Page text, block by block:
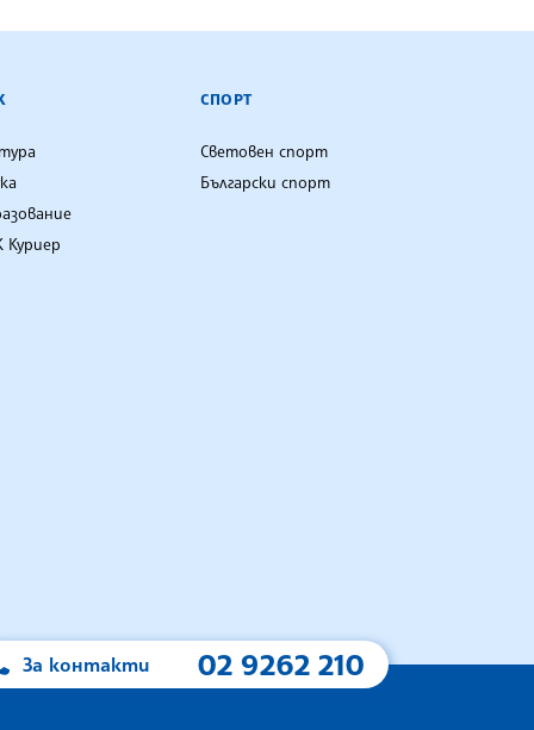
Куриер
СПОРТ
Световен спорт
Български спорт
За контакти 02 9262 210